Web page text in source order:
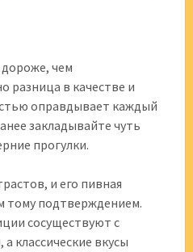
чем
разница в качестве и
оправдывает каждый
закладывайте чуть
прогулки.
и его пивная
тому подтверждением.
сосуществуют с
классические вкусы